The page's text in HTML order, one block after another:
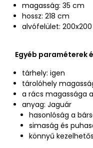
magasság: 35 cm
hossz: 218 cm
alvófelület:
Egyéb paraméterek
tárhely: igen
tárolóhely
a rács magassága
anyag: Jaguár
hasonlóság a
simaság és
könnyű